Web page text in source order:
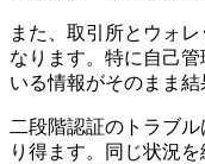
また、取引所とウォ
なります。特に自己
いる情報がそのまま結
二段階認証のトラブ
り得ます。同じ状況